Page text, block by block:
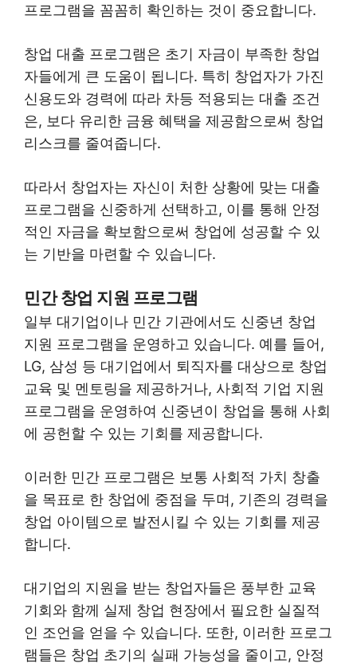
프로그램을 꼼꼼히 확인하는 것이 중요합니다.
창업 대출 프로그램은 초기 자금이 부족한 창업
자들에게 큰 도움이 됩니다. 특히 창업자가 가진
신용도와 경력에 따라 차등 적용되는 대출 조건
은, 보다 유리한 금융 혜택을 제공함으로써 창업
리스크를 줄여줍니다.
따라서 창업자는 자신이 처한 상황에 맞는 대출
프로그램을 신중하게 선택하고, 이를 통해 안정
적인 자금을 확보함으로써 창업에 성공할 수 있
는 기반을 마련할 수 있습니다.
민간 창업 지원 프로그램
일부 대기업이나 민간 기관에서도 신중년 창업
지원 프로그램을 운영하고 있습니다. 예를 들어,
LG, 삼성 등 대기업에서 퇴직자를 대상으로 창업
교육 및 멘토링을 제공하거나, 사회적 기업 지원
프로그램을 운영하여 신중년이 창업을 통해 사회
에 공헌할 수 있는 기회를 제공합니다.
이러한 민간 프로그램은 보통 사회적 가치 창출
을 목표로 한 창업에 중점을 두며, 기존의 경력을
창업 아이템으로 발전시킬 수 있는 기회를 제공
합니다.
대기업의 지원을 받는 창업자들은 풍부한 교육
기회와 함께 실제 창업 현장에서 필요한 실질적
인 조언을 얻을 수 있습니다. 또한, 이러한 프로그
램들은 창업 초기의 실패 가능성을 줄이고, 안정